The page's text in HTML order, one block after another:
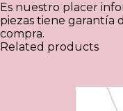
Es nuestro placer
piezas tiene garantía
compra.
Related products